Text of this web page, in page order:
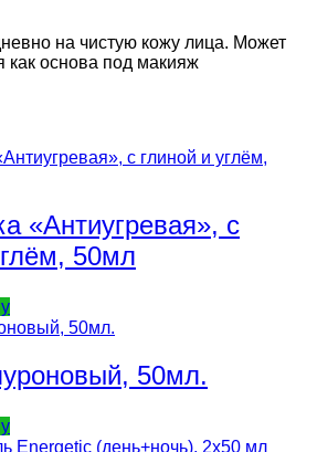
на чистую кожу лица. Может
как основа под макияж
«Антиугревая», с
50мл
50мл.